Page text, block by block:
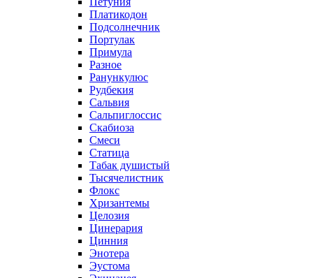
Платикодон
Подсолнечник
Портулак
Примула
Разное
Ранункулюс
Рудбекия
Сальвия
Сальпиглоссис
Скабиоза
Смеси
Статица
Табак душистый
Тысячелистник
Флокс
Хризантемы
Целозия
Цинерария
Цинния
Энотера
Эустома